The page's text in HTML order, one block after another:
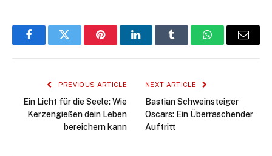
FacebookTwitter PinterestLinkedInTumblr WhatsAppEmail
PREVIOUS ARTICLE
Ein Licht für die Seele: Wie
Kerzengießen dein Leben
bereichern kann
NEXT ARTICLE
Bastian Schweinsteiger
Oscars: Ein Überraschender
Auftritt